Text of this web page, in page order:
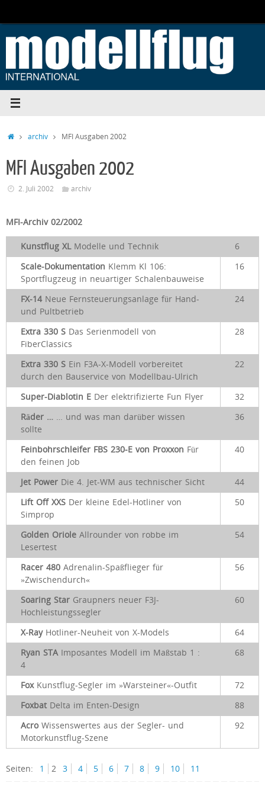
Startarchiv MFI Ausgaben 2002
MFI Ausgaben 2002
2. Juli 2002 archiv
MFI-Archiv 02/2002
Kunstflug XL Modelle und Technik
6
Scale-Dokumentation Klemm Kl 106:
Sportflugzeug in neuartiger Schalenbauweise
16
FX-14 Neue Fernsteuerungsanlage für Hand-
und Pultbetrieb
24
Extra 330 S Das Serienmodell von
FiberClassics
28
Extra 330 S Ein F3A-X-Modell vorbereitet
durch den Bauservice von Modellbau-Ulrich
22
Super-Diablotin E Der elektrifizierte Fun Flyer
32
Räder … … und was man darüber wissen
sollte
36
Feinbohrschleifer FBS 230-E von Proxxon Für
den feinen Job
40
Jet Power Die 4. Jet-WM aus technischer Sicht
44
Lift Off XXS Der kleine Edel-Hotliner von
Simprop
50
Golden Oriole Allrounder von robbe im
Lesertest
54
Racer 480 Adrenalin-Spaßflieger für
»Zwischendurch«
56
Soaring Star Graupners neuer F3J-
Hochleistungssegler
60
X-Ray Hotliner-Neuheit von X-Models
64
Ryan STA Imposantes Modell im Maßstab 1 :
4
68
Fox Kunstflug-Segler im »Warsteiner«-Outfit
72
Foxbat Delta im Enten-Design
88
AcroWissenswertes aus der Segler- und
Motorkunstflug-Szene
92
Seiten: 1 2 3 4 5 6 7 8 9 10 11